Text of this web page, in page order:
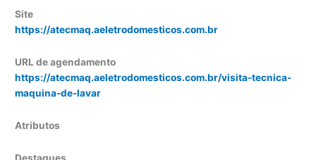
Site
https://atecmaq.aeletrodomesticos.com.br
URL de agendamento
https://atecmaq.aeletrodomesticos.com.br/visita-tecnica-
maquina-de-lavar
Atributos